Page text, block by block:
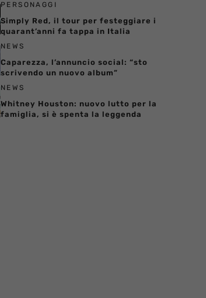
PERSONAGGI
Simply Red, il tour per festeggiare i
quarant’anni fa tappa in Italia
NEWS
Caparezza, l’annuncio social: “sto
scrivendo un nuovo album”
NEWS
Whitney Houston: nuovo lutto per la
famiglia, si è spenta la leggenda